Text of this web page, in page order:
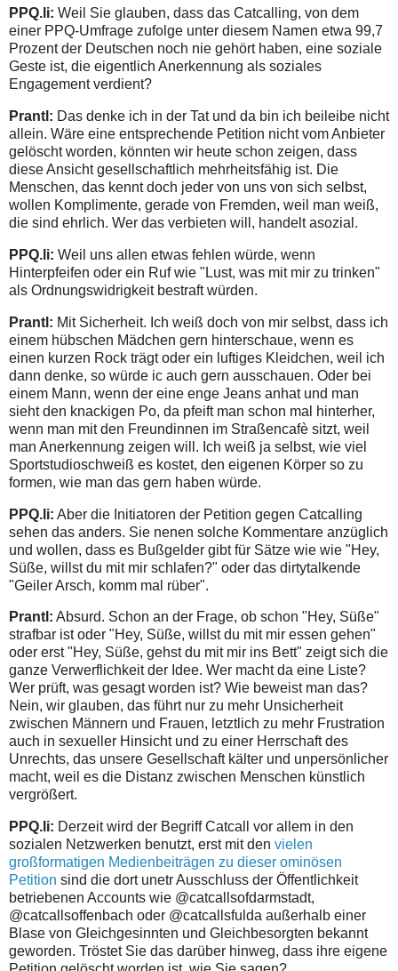
PPQ.li: Weil Sie glauben, dass das Catcalling, von dem
einer PPQ-Umfrage zufolge unter diesem Namen etwa 99,7
Prozent der Deutschen noch nie gehört haben, eine soziale
Geste ist, die eigentlich Anerkennung als soziales
Engagement verdient?
Prantl: Das denke ich in der Tat und da bin ich beileibe nicht
allein. Wäre eine entsprechende Petition nicht vom Anbieter
gelöscht worden, könnten wir heute schon zeigen, dass
diese Ansicht gesellschaftlich mehrheitsfähig ist. Die
Menschen, das kennt doch jeder von uns von sich selbst,
wollen Komplimente, gerade von Fremden, weil man weiß,
die sind ehrlich. Wer das verbieten will, handelt asozial.
PPQ.li: Weil uns allen etwas fehlen würde, wenn
Hinterpfeifen oder ein Ruf wie "Lust, was mit mir zu trinken"
als Ordnungswidrigkeit bestraft würden.
Prantl: Mit Sicherheit. Ich weiß doch von mir selbst, dass ich
einem hübschen Mädchen gern hinterschaue, wenn es
einen kurzen Rock trägt oder ein luftiges Kleidchen, weil ich
dann denke, so würde ic auch gern ausschauen. Oder bei
einem Mann, wenn der eine enge Jeans anhat und man
sieht den knackigen Po, da pfeift man schon mal hinterher,
wenn man mit den Freundinnen im Straßencafè sitzt, weil
man Anerkennung zeigen will. Ich weiß ja selbst, wie viel
Sportstudioschweiß es kostet, den eigenen Körper so zu
formen, wie man das gern haben würde.
PPQ.li: Aber die Initiatoren der Petition gegen Catcalling
sehen das anders. Sie nenen solche Kommentare anzüglich
und wollen, dass es Bußgelder gibt für Sätze wie wie "Hey,
Süße, willst du mit mir schlafen?" oder das dirtytalkende
"Geiler Arsch, komm mal rüber".
Prantl: Absurd. Schon an der Frage, ob schon "Hey, Süße"
strafbar ist oder "Hey, Süße, willst du mit mir essen gehen"
oder erst "Hey, Süße, gehst du mit mir ins Bett" zeigt sich die
ganze Verwerflichkeit der Idee. Wer macht da eine Liste?
Wer prüft, was gesagt worden ist? Wie beweist man das?
Nein, wir glauben, das führt nur zu mehr Unsicherheit
zwischen Männern und Frauen, letztlich zu mehr Frustration
auch in sexueller Hinsicht und zu einer Herrschaft des
Unrechts, das unsere Gesellschaft kälter und unpersönlicher
macht, weil es die Distanz zwischen Menschen künstlich
vergrößert.
PPQ.li: Derzeit wird der Begriff Catcall vor allem in den
sozialen Netzwerken benutzt, erst mit den vielen
großformatigen Medienbeiträgen zu dieser ominösen
Petition sind die dort unetr Ausschluss der Öffentlichkeit
betriebenen Accounts wie @catcallsofdarmstadt,
@catcallsoffenbach oder @catcallsfulda außerhalb einer
Blase von Gleichgesinnten und Gleichbesorgten bekannt
geworden. Tröstet Sie das darüber hinweg, dass ihre eigene